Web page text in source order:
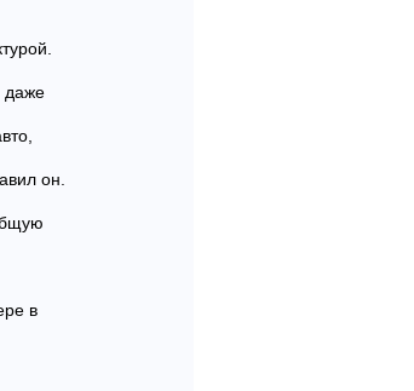
даже
он.
в